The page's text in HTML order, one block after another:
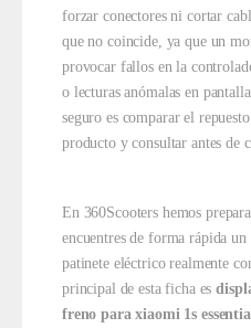
forzar conectores ni cortar
que no coincide, ya que un
provocar fallos en la
o lecturas anómalas en
seguro es comparar el
producto y consultar antes de
En 360Scooters hemos
encuentres de forma rápida
patinete eléctrico realmente
principal de esta ficha es
freno para xiaomi 1s